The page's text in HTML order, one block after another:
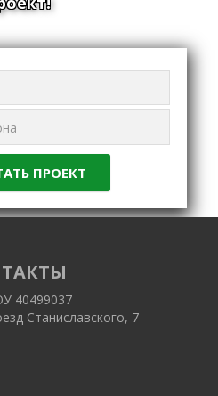
40499037
Станиславского, 7